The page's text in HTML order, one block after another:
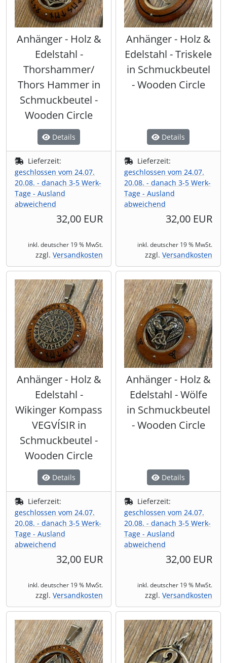
Anhänger - Holz &
Edelstahl -
Thorshammer/
Thors Hammer in
Schmuckbeutel -
Wooden Circle
Details
Lieferzeit:
geschlossen vom 24.07.
20.08. - danach 3-5 Werk-
Tage - Ausland
abweichend
32,00 EUR
inkl. deutscher 19 % MwSt.
zzgl. Versandkosten
Anhänger - Holz &
Edelstahl - Triskele
in Schmuckbeutel
- Wooden Circle
Details
Lieferzeit:
geschlossen vom 24.07.
20.08. - danach 3-5 Werk-
Tage - Ausland
abweichend
32,00 EUR
inkl. deutscher 19 % MwSt.
zzgl. Versandkosten
Anhänger - Holz &
Edelstahl -
Wikinger Kompass
VEGVÍSIR in
Schmuckbeutel -
Wooden Circle
Details
Lieferzeit:
geschlossen vom 24.07.
20.08. - danach 3-5 Werk-
Tage - Ausland
abweichend
32,00 EUR
inkl. deutscher 19 % MwSt.
zzgl. Versandkosten
Anhänger - Holz &
Edelstahl - Wölfe
in Schmuckbeutel
- Wooden Circle
Details
Lieferzeit:
geschlossen vom 24.07.
20.08. - danach 3-5 Werk-
Tage - Ausland
abweichend
32,00 EUR
inkl. deutscher 19 % MwSt.
zzgl. Versandkosten